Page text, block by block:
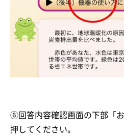
⑥回答内容確認画面の下部「
押してください。